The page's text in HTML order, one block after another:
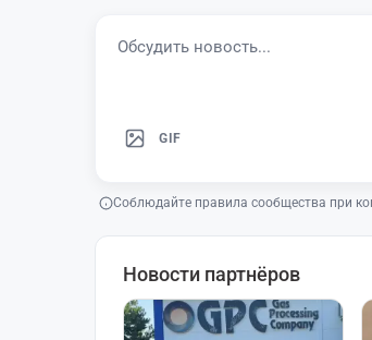
GIF
Соблюдайте правила сообщества при